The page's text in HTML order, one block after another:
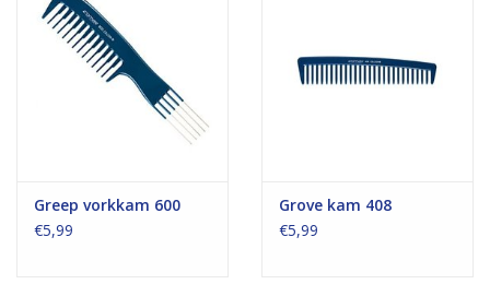
Greep vorkkam 600
€5,99
Grove kam 408
€5,99